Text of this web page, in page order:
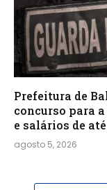
Prefeitura de
concurso para
e salários de
agosto 5, 2026